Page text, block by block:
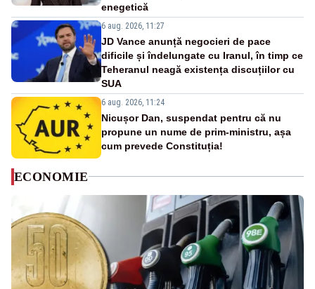
enegetică
6 aug. 2026, 11:27
JD Vance anunță negocieri de pace
dificile și îndelungate cu Iranul, în timp ce
Teheranul neagă existența discuțiilor cu
SUA
6 aug. 2026, 11:24
Nicușor Dan, suspendat pentru că nu
propune un nume de prim-ministru, așa
cum prevede Constituția!
ECONOMIE